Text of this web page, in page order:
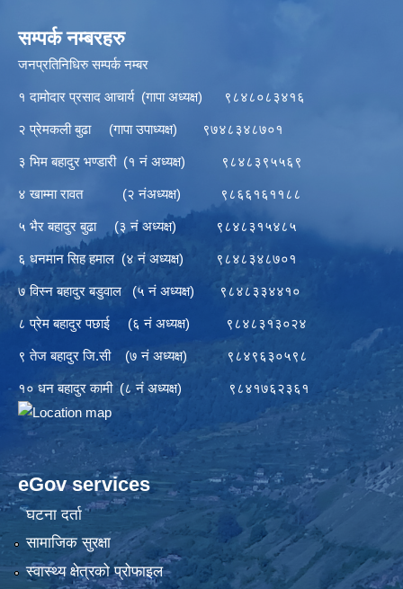
सम्पर्क नम्बरहरु
जनप्रतिनिधिरु सम्पर्क नम्बर
१ दामोदार प्रसाद आचार्य (गापा अध्यक्ष) ९८४८०८३४१६
२ प्रेमकली बुढा (गापा उपाध्यक्ष) ९७४८३४८७०१
३ भिम बहादुर भण्डारी (१ नं अध्यक्ष) ९८४८३९५५६९
४ खाम्मा रावत (२ नंअध्यक्ष) ९८६६१६११८८
५ भैर बहादुर बुढा (३ नं अध्यक्ष) ९८४८३१५४८५
६ धनमान सिह हमाल (४ नं अध्यक्ष) ९८४८३४८७०१
७ विस्न बहादुर बडुवाल (५ नं अध्यक्ष) ९८४८३३४४१०
८ प्रेम बहादुर पछाई (६ नं अध्यक्ष) ९८४८३१३०२४
९ तेज बहादुर जि.सी (७ नं अध्यक्ष) ९८४९६३०५९८
१० धन बहादुर कामी (८ नं अध्यक्ष) ९८४१७६२३६१
eGov services
घटना दर्ता
सामाजिक सुरक्षा
स्वास्थ्य क्षेत्रको प्रोफाइल